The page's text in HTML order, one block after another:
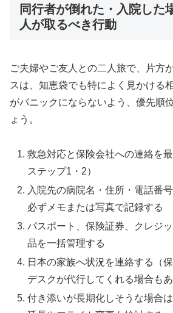
同行者が倒れた・入院した
人が取るべき行動
ご夫婦やご友人との二人旅で、片方
スは、知恵袋でも特によく見かける
がパニックにならないよう、優先順
ょう。
救急対応と保険会社への連絡を
ステップ1・2）
入院先の病院名・住所・電話番
必ずメモまたは写真で記録する
パスポート、保険証券、クレジ
品を一括管理する
日本の家族へ状況を連絡する（
デスクが代行してくれる場合もあ
付き添いが長期化しそうな場合